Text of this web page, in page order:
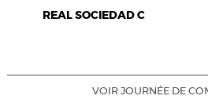
REAL SOCIEDAD C
VOIR JOURNÉE DE